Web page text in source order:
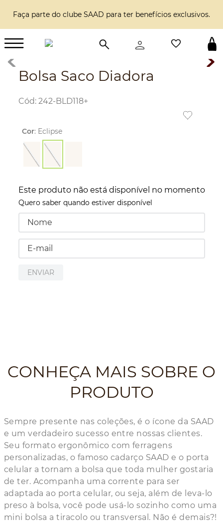
Faça parte do clube SAAD para ter benefícios exclusivos.
Bolsa Saco Diadora
: 242-BLD118+
Cor: Eclipse
Este produto não está disponível no momento
Quero saber quando estiver disponível
ENVIAR
CONHEÇA MAIS SOBRE O
PRODUTO
Sempre presente nas coleções, é o ícone da SAAD
e um verdadeiro sucesso entre nossas clientes.
Seu formato ergonômico com ferragens
personalizadas, o famoso cadarço SAAD e o porta
celular a tornam a bolsa que toda mulher gostaria
de ter. Acompanha uma corrente para ser
adaptada ao porta celular, ou seja, além de leva-lo
preso à bolsa, você pode usá-lo sozinho como uma
mini bolsa a tiracolo ou transversal. Não é demais?!